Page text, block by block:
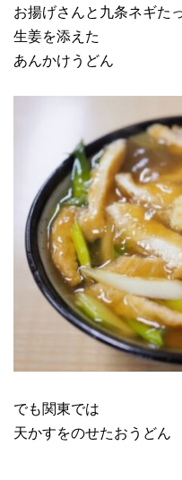
お揚げさんと九条ネギた
生姜を添えた
あんかけうどん
でも関東では
天かすをのせたおうどん